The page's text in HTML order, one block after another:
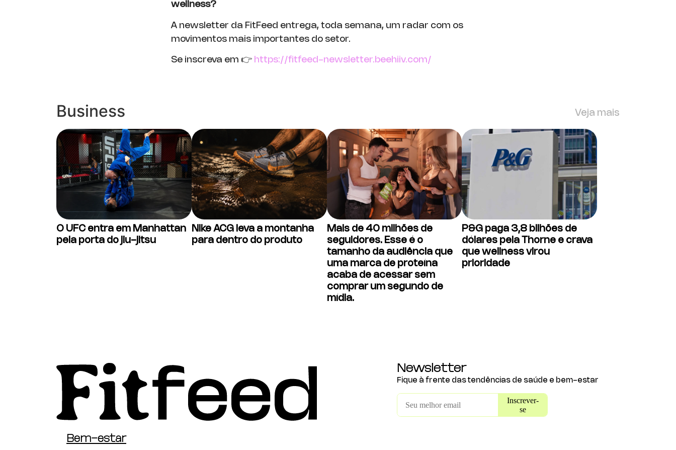
wellness?
A newsletter da FitFeed entrega, toda semana, um radar com os
movimentos mais importantes do setor.
Se inscreva em 👉 https://fitfeed-newsletter.beehiiv.com/
Business Veja mais
O UFC entra em Manhattan
pela porta do jiu-jitsu
Nike ACG leva a montanha
para dentro do produto
Mais de 40 milhões de
seguidores. Esse é o
tamanho da audiência que
uma marca de proteína
acaba de acessar sem
comprar um segundo de
mídia.
P&G paga 3,8 bilhões de
dólares pela Thorne e crava
que wellness virou
prioridade
Bem-estar
Newsletter
Fique à frente das tendências de saúde e bem-estar